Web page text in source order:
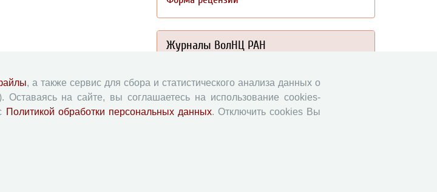
Журналы ВолНЦ РАН
Экономические и социальные перемены
Проблемы развития территории
Вопросы территориального развития
, а также сервис для сбора и статистического анализа данных о
Оставаясь на сайте, вы соглашаетесь на использование cookies-
Политикой обработки персональных данных. Отключить cookies Вы